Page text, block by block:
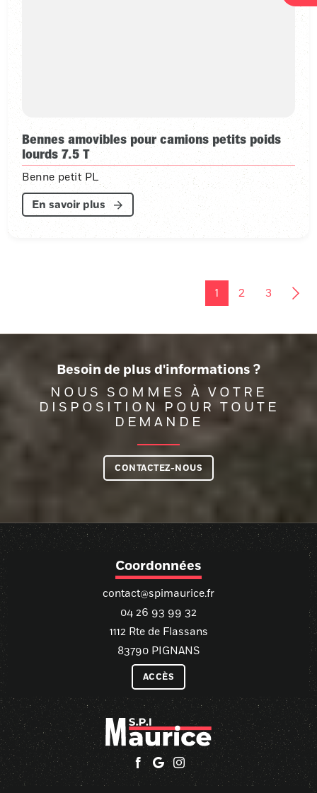
Bennes amovibles pour camions petits poids
lourds 7.5 T
Benne petit PL
En savoir plus
1 2 3
Besoin de plus d'informations ?
NOUS SOMMES À VOTRE
DISPOSITION POUR TOUTE
DEMANDE
CONTACTEZ-NOUS
Coordonnées
contact@spimaurice.fr
04 26 93 99 32
1112 Rte de Flassans
83790 PIGNANS
ACCÈS